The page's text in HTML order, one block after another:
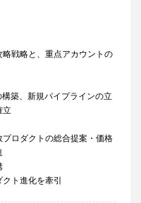
戦略と、重点アカウントの
築、新規パイプラインの立
立
ロダクトの総合提案・価格
ト進化を牽引